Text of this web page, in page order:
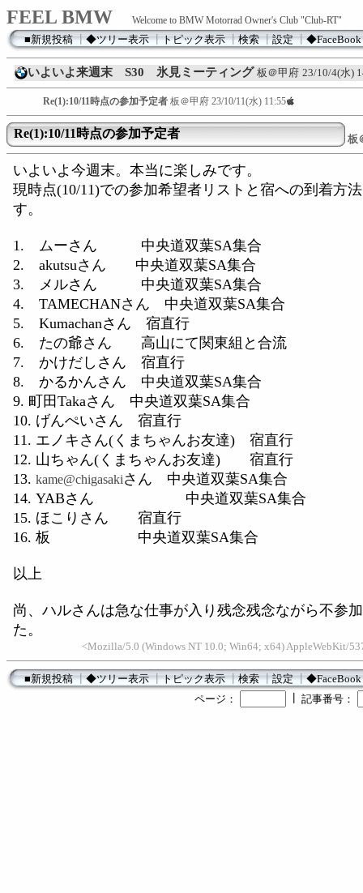
FEEL BMW Welcome to BMW Motorrad Owner's Club "Club-RT"
■新規投稿┃◆ツリー表示┃トピック表示┃検索┃設定┃◆FaceBook
いよいよ来週末 S30 氷見ミーティング 板＠甲府 23/10/4(水)
Re(1):10/11時点の参加予定者 板＠甲府 23/10/11(水) 11:55
Re(1):10/11時点の参加予定者 板
いよいよ今週末。本当に楽しみです。
現時点(10/11)での参加希望者リストと宿への到着方
す。
1. ムーさん 中央道双葉SA集合
2. akutsuさん 中央道双葉SA集合
3. メルさん 中央道双葉SA集合
4. TAMECHANさん 中央道双葉SA集合
5. Kumachanさん 宿直行
6. たの爺さん 高山にて関東組と合流
7. かけだしさん 宿直行
8. かるかんさん 中央道双葉SA集合
9. 町田Takaさん 中央道双葉SA集合
10. げんぺいさん 宿直行
11. エノキさん(くまちゃんお友達) 宿直行
12. 山ちゃん(くまちゃんお友達) 宿直行
13. kame@chigasakiさん 中央道双葉SA集合
14. YABさん 中央道双葉SA集合
15. ほこりさん 宿直行
16. 板 中央道双葉SA集合
以上
尚、ハルさんは急な仕事が入り残念残念ながら不参
た。
<Mozilla/5.0 (Windows NT 10.0; Win64; x64) AppleWebKit/
■新規投稿┃◆ツリー表示┃トピック表示┃検索┃設定┃◆FaceBook
ページ：
記事番号：